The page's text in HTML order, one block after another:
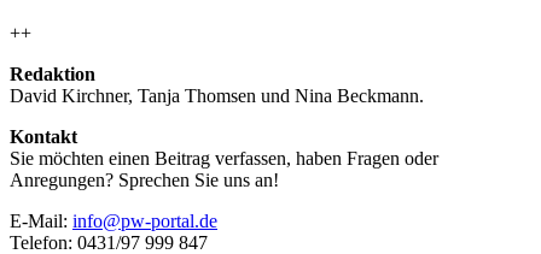
++
Redaktion
David Kirchner, Tanja Thomsen und Nina Beckmann.
Kontakt
Sie möchten einen Beitrag verfassen, haben Fragen oder
Anregungen? Sprechen Sie uns an!
E-Mail: info@pw-portal.de
Telefon: 0431/97 999 847